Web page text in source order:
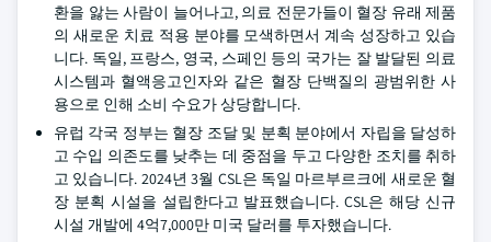
환을 앓는 사람이 늘어나고, 의료 전문가들이 혈장 유래 제품
의 새로운 치료 적용 분야를 모색하면서 계속 성장하고 있습
니다. 독일, 프랑스, 영국, 스페인 등의 국가는 잘 발달된 의료
시스템과 혈액응고인자와 같은 혈장 단백질의 광범위한 사
용으로 인해 소비 수요가 상당합니다.
유럽 각국 정부는 혈장 조달 및 분획 분야에서 자립을 달성하
고 수입 의존도를 낮추는 데 중점을 두고 다양한 조치를 취하
고 있습니다. 2024년 3월 CSL은 독일 마르부르크에 새로운 혈
장 분획 시설을 설립한다고 발표했습니다. CSL은 해당 신규
시설 개발에 4억7,000만 미국 달러를 투자했습니다.